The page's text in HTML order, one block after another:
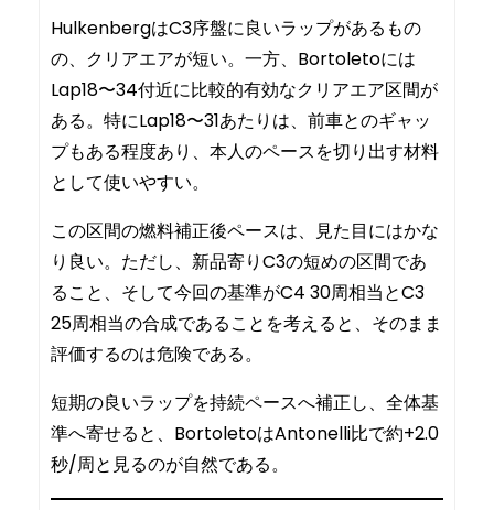
HulkenbergはC3序盤に良いラップがあるもの
の、クリアエアが短い。一方、Bortoletoには
Lap18〜34付近に比較的有効なクリアエア区間が
ある。特にLap18〜31あたりは、前車とのギャッ
プもある程度あり、本人のペースを切り出す材料
として使いやすい。
この区間の燃料補正後ペースは、見た目にはかな
り良い。ただし、新品寄りC3の短めの区間であ
ること、そして今回の基準がC4 30周相当とC3
25周相当の合成であることを考えると、そのまま
評価するのは危険である。
短期の良いラップを持続ペースへ補正し、全体基
準へ寄せると、BortoletoはAntonelli比で約+2.0
秒/周と見るのが自然である。